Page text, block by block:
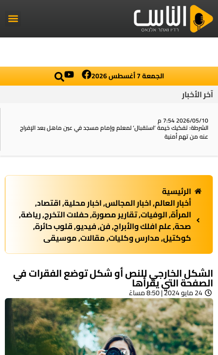
الجمعة 7 أغسطس 2026
آخر الأخبار
2026/05/10 7:54 م
الشرطة: تفكيك خيمة ‘استقبال‘ لمعلم وإمام مسجد في عين ماهل بعد الإفراج
عنه من تهم أمنية
الرئيسية
أخبار العالم,اخبار المجالس,اخبار محلية,اقتصاد,
المرأة,الوفيات,تقارير مصورة,حفلات التخرج,رياضة,
صحة,علم افلك والأبراج,فن,فيديو,قلوب حائرة,
كوكتيل,مدارس وكليات,مقالات,موسيقى
الشكل الخارجي للنص أو شكل توضع الفقرات في
الصفحة التي يقرأها
24 مايو 2024 | 8:50 مساءً